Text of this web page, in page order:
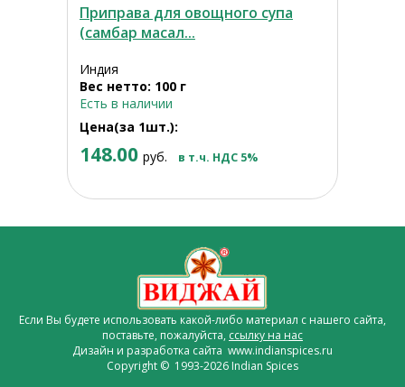
Приправа для овощного супа
(самбар масал...
Индия
Вес нетто: 100 г
Есть в наличии
Цена(за 1шт.):
148.00 руб. в т.ч. НДС 5%
Если Вы будете использовать какой-либо материал с нашего сайта,
поставьте, пожалуйста, ссылку на нас
Дизайн и разработка сайта www.indianspices.ru
Copyright © 1993-2026 Indian Spices